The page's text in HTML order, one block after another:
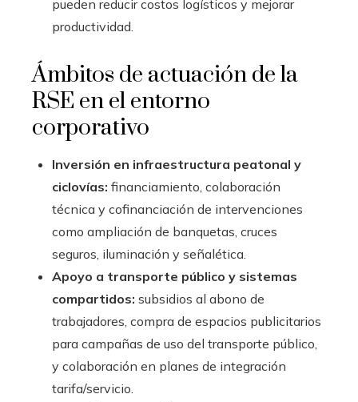
pueden reducir costos logísticos y mejorar
productividad.
Ámbitos de actuación de la
RSE en el entorno
corporativo
Inversión en infraestructura peatonal y
ciclovías: financiamiento, colaboración
técnica y cofinanciación de intervenciones
como ampliación de banquetas, cruces
seguros, iluminación y señalética.
Apoyo a transporte público y sistemas
compartidos: subsidios al abono de
trabajadores, compra de espacios publicitarios
para campañas de uso del transporte público,
y colaboración en planes de integración
tarifa/servicio.